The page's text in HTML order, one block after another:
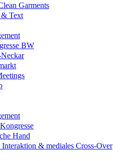
Garments
Text
BW
Hand
& mediales Cross-Over